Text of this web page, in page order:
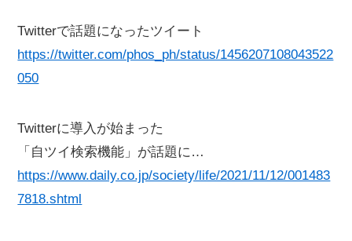
Twitterで話題になったツイート
https://twitter.com/phos_ph/status/1456207108043522
050
Twitterに導入が始まった
「自ツイ検索機能」が話題に…
https://www.daily.co.jp/society/life/2021/11/12/001483
7818.shtml